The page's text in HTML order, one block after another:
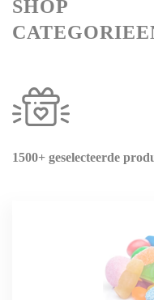
SHOP
1500+ geselecteerde